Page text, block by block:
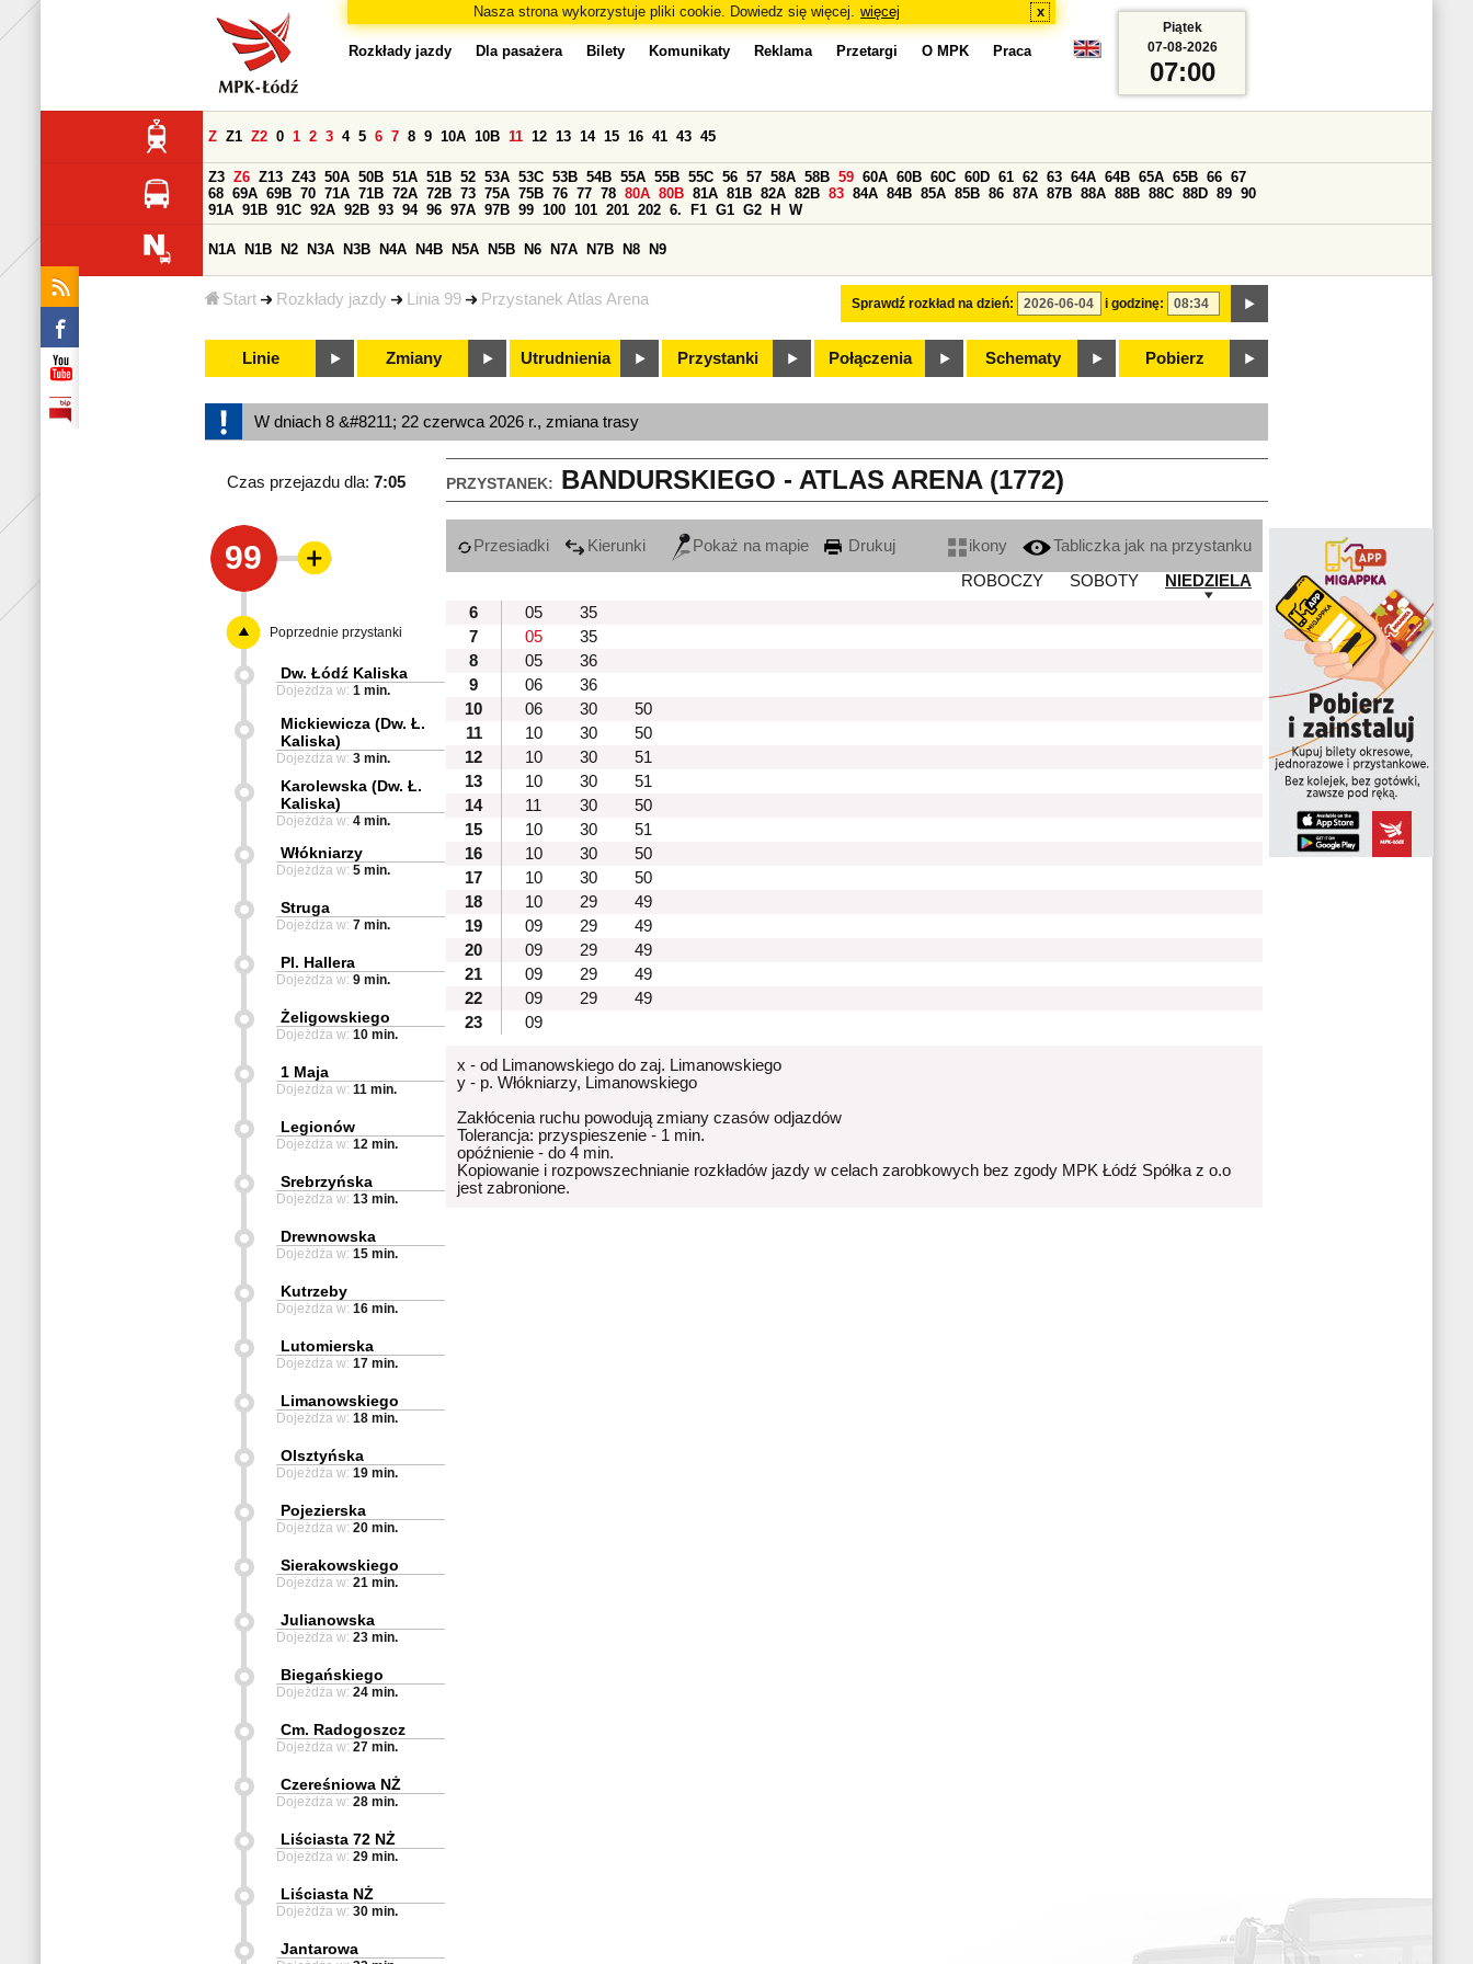
Nasza strona wykorzystuje pliki cookie. Dowiedz się więcej. więcej x
Start Rozkłady jazdy Linia 99 Przystanek Atlas Arena
Rozkłady jazdy Dla pasażera Bilety Komunikaty Reklama Przetargi O MPK Praca
Sprawdź rozkład na dzień: i godzinę:
Z Z1 Z2 0 1 2 3 4 5 6 7 8 9 10A 10B 11 12 13 14 15 16 41 43 45
Z3 Z6 Z13 Z43 50A 50B 51A 51B 52 53A 53C 53B 54B 55A 55B 55C 56 57 58A 58B 59 60A 60B 60C 60D 61 62 63 64A 64B 65A 65B 66 67
68 69A 69B 70 71A 71B 72A 72B 73 75A 75B 76 77 78 80A 80B 81A 81B 82A 82B 83 84A 84B 85A 85B 86 87A 87B 88A 88B 88C 88D 89 90
91A 91B 91C 92A 92B 93 94 96 97A 97B 99 100 101 201 202 6. F1 G1 G2 H W
N1A N1B N2 N3A N3B N4A N4B N5A N5B N6 N7A N7B N8 N9
Linie Zmiany Utrudnienia Przystanki Połączenia Schematy Pobierz
Piątek
07-08-2026
07:00
W dniach 8 &#8211; 22 czerwca 2026 r., zmiana trasy
PRZYSTANEK: BANDURSKIEGO - ATLAS ARENA (1772)
Czas przejazdu dla: 7:05
99 Przesiadki Kierunki Pokaż na mapie Drukuj ikony
Tabliczka jak na przystanku
ROBOCZY
SOBOTY
NIEDZIELA
6
05
35
7
05
35
8
05
36
9
06
36
10
06 30
50
11
10 30
50
12
10 30
51
13
10 30
51
14
11 30
50
15
10 30
51
16
10 30
50
17
10 30
50
18
10 29
49
19
09 29
49
20
09 29
49
21
09 29
49
22
09 29
49
23
09
x - od Limanowskiego do zaj. Limanowskiego
y - p. Włókniarzy, Limanowskiego
Zakłócenia ruchu powodują zmiany czasów odjazdów
Tolerancja: przyspieszenie - 1 min.
opóźnienie - do 4 min.
Kopiowanie i rozpowszechnianie rozkładów jazdy w celach zarobkowych bez zgody MPK Łódź Spółka z o.o
jest zabronione.
Poprzednie przystanki
Dw. Łódź Kaliska
Dojeżdża w: 1 min.
Mickiewicza (Dw. Ł.
Kaliska)
Dojeżdża w: 3 min.
Karolewska (Dw. Ł.
Kaliska)
Dojeżdża w: 4 min.
Włókniarzy
Dojeżdża w: 5 min.
Struga
Dojeżdża w: 7 min.
Pl. Hallera
Dojeżdża w: 9 min.
Żeligowskiego
Dojeżdża w: 10 min.
1 Maja
Dojeżdża w: 11 min.
Legionów
Dojeżdża w: 12 min.
Srebrzyńska
Dojeżdża w: 13 min.
Drewnowska
Dojeżdża w: 15 min.
Kutrzeby
Dojeżdża w: 16 min.
Lutomierska
Dojeżdża w: 17 min.
Limanowskiego
Dojeżdża w: 18 min.
Olsztyńska
Dojeżdża w: 19 min.
Pojezierska
Dojeżdża w: 20 min.
Sierakowskiego
Dojeżdża w: 21 min.
Julianowska
Dojeżdża w: 23 min.
Biegańskiego
Dojeżdża w: 24 min.
Cm. Radogoszcz
Dojeżdża w: 27 min.
Czereśniowa NŻ
Dojeżdża w: 28 min.
Liściasta 72 NŻ
Dojeżdża w: 29 min.
Liściasta NŻ
Dojeżdża w: 30 min.
Jantarowa